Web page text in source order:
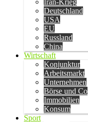
Iran-Krieg
Deutschland
USA
EU
Russland
China
Wirtschaft
Konjunktur
Arbeitsmarkt
Unternehmen
Börse und Co
Immobilien
Konsum
Sport